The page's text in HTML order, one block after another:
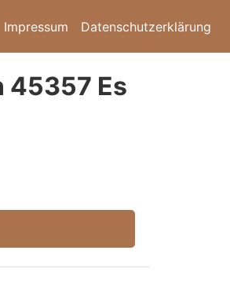
Impressum Datenschutzerklärung
45357 Es